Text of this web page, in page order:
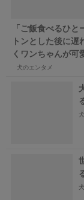
「ご飯食べるひと
トンとした後に遅
くワンちゃんが
犬のエンタメ
犬
犬